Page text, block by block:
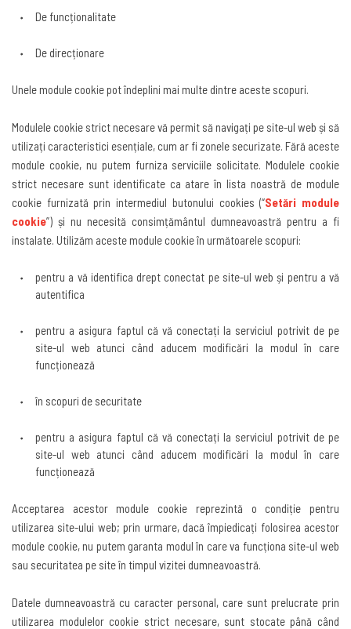
De funcționalitate
De direcționare
Unele module cookie pot îndeplini mai multe dintre aceste scopuri.
Modulele cookie strict necesare vă permit să navigați pe site-ul web și să
utilizați caracteristici esențiale, cum ar fi zonele securizate. Fără aceste
module cookie, nu putem furniza serviciile solicitate. Modulele cookie
strict necesare sunt identificate ca atare în lista noastră de module
cookie furnizată prin intermediul butonului cookies (“Setări module
cookie”) și nu necesită consimțământul dumneavoastră pentru a fi
instalate. Utilizăm aceste module cookie în următoarele scopuri:
pentru a vă identifica drept conectat pe site-ul web și pentru a vă
autentifica
pentru a asigura faptul că vă conectați la serviciul potrivit de pe
site-ul web atunci când aducem modificări la modul în care
funcționează
în scopuri de securitate
pentru a asigura faptul că vă conectați la serviciul potrivit de pe
site-ul web atunci când aducem modificări la modul în care
funcționează
Acceptarea acestor module cookie reprezintă o condiție pentru
utilizarea site-ului web; prin urmare, dacă împiedicați folosirea acestor
module cookie, nu putem garanta modul în care va funcționa site-ul web
sau securitatea pe site în timpul vizitei dumneavoastră.
Datele dumneavoastră cu caracter personal, care sunt prelucrate prin
utilizarea modulelor cookie strict necesare, sunt stocate până când